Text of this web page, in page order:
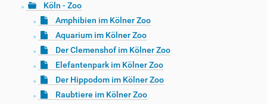
Köln - Zoo
Amphibien im Kölner Zoo
Aquarium im Kölner Zoo
Der Clemenshof im Kölner Zoo
Elefantenpark im Kölner Zoo
Der Hippodom im Kölner Zoo
Raubtiere im Kölner Zoo